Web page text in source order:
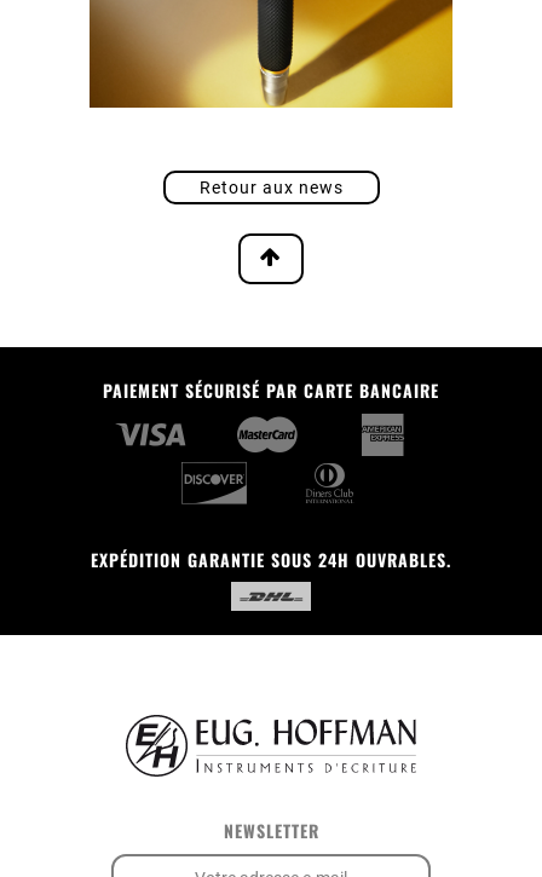
Retour aux news
PAIEMENT SÉCURISÉ PAR CARTE BANCAIRE
EXPÉDITION GARANTIE SOUS 24H OUVRABLES.
NEWSLETTER